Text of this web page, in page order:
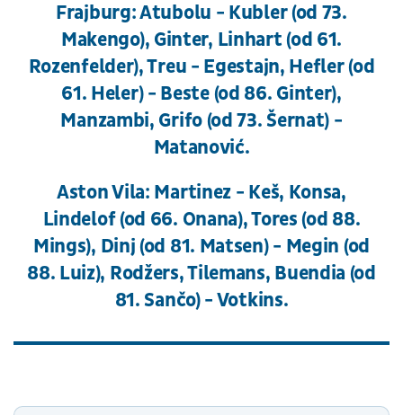
Frajburg: Atubolu - Kubler (od 73.
Makengo), Ginter, Linhart (od 61.
Rozenfelder), Treu - Egestajn, Hefler (od
61. Heler) - Beste (od 86. Ginter),
Manzambi, Grifo (od 73. Šernat) -
Matanović.
Aston Vila: Martinez - Keš, Konsa,
Lindelof (od 66. Onana), Tores (od 88.
Mings), Dinj (od 81. Matsen) - Megin (od
88. Luiz), Rodžers, Tilemans, Buendia (od
81. Sančo) - Votkins.